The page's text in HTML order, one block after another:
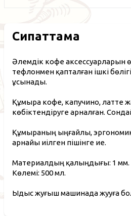
Сипаттама
Әлемдік кофе аксессуарларын
тефлонмен қапталған ішкі
ұсынады.
Құмыра кофе, капучино, латте
көбіктендіруге арналған.
Құмыраның ыңғайлы,
арнайы иілген пішінге ие.
Материалдың қалыңдығы: 1 мм.
Көлемі: 500 мл.
Ыдыс жуғыш машинада жууға